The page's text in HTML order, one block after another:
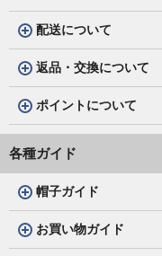
配送について
返品・交換について
ポイントについて
各種ガイド
帽子ガイド
お買い物ガイド